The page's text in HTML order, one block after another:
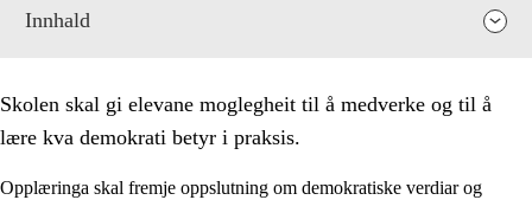
Innhald
Skolen skal gi elevane moglegheit til å medverke og til å
lære kva demokrati betyr i praksis.
Opplæringa skal fremje oppslutning om demokratiske verdiar og